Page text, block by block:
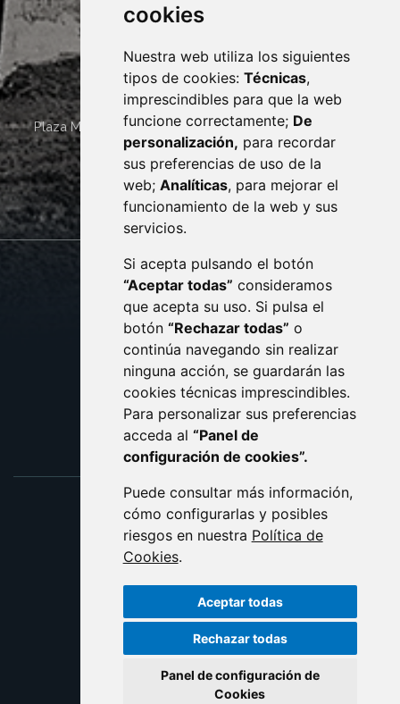
cookies
Nuestra web utiliza los siguientes
tipos de cookies: Técnicas,
imprescindibles para que la web
funcione correctamente; De
personalización, para recordar
sus preferencias de uso de la
web; Analíticas, para mejorar el
funcionamiento de la web y sus
servicios.
Si acepta pulsando el botón
“Aceptar todas” consideramos
que acepta su uso. Si pulsa el
botón “Rechazar todas” o
continúa navegando sin realizar
ninguna acción, se guardarán las
cookies técnicas imprescindibles.
Para personalizar sus preferencias
acceda al “Panel de
configuración de cookies”.
Puede consultar más información,
cómo configurarlas y posibles
riesgos en nuestra Política de
Cookies.
Aceptar todas
Rechazar todas
Panel de configuración de
Cookies
Plaza Mayor 4 22400 MONZÓN - ARAGÓN (ESPAÑA)
· (34) 974 400 700 ·
sac@monzon.es
monzon.es
CONTACTO
AVISO LEGAL
PROTECCIÓN DE DATOS
POLÍTICA DE COOKIES
ACCESIBILIDAD
ENLACE EXTERNO AL